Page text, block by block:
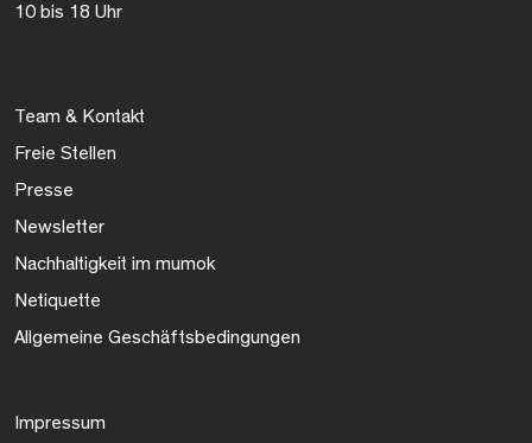
10 bis 18 Uhr
Team & Kontakt
Freie Stellen
Presse
Newsletter
Nachhaltigkeit im mumok
Netiquette
Allgemeine Geschäftsbedingungen
Impressum